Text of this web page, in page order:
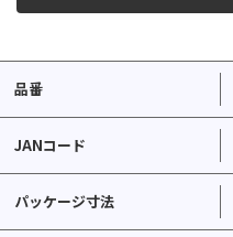
品番
JANコード
パッケージ寸法